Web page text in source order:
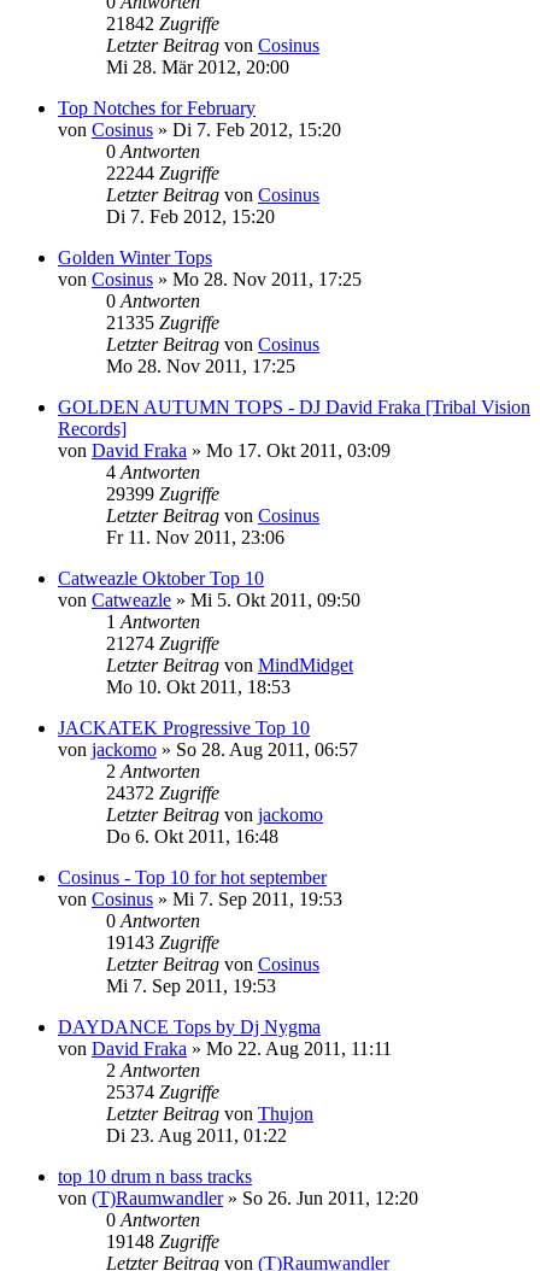
21842 Zugriffe
Letzter Beitrag von Cosinus
Mi 28. Mär 2012, 20:00
Top Notches for February
von Cosinus » Di 7. Feb 2012, 15:20
0 Antworten
22244 Zugriffe
Letzter Beitrag von Cosinus
Di 7. Feb 2012, 15:20
Golden Winter Tops
von Cosinus » Mo 28. Nov 2011, 17:25
0 Antworten
21335 Zugriffe
Letzter Beitrag von Cosinus
Mo 28. Nov 2011, 17:25
GOLDEN AUTUMN TOPS - DJ David Fraka [Tribal Vision
Records]
von David Fraka » Mo 17. Okt 2011, 03:09
4 Antworten
29399 Zugriffe
Letzter Beitrag von Cosinus
Fr 11. Nov 2011, 23:06
Catweazle Oktober Top 10
von Catweazle » Mi 5. Okt 2011, 09:50
1 Antworten
21274 Zugriffe
Letzter Beitrag von MindMidget
Mo 10. Okt 2011, 18:53
JACKATEK Progressive Top 10
von jackomo » So 28. Aug 2011, 06:57
2 Antworten
24372 Zugriffe
Letzter Beitrag von jackomo
Do 6. Okt 2011, 16:48
Cosinus - Top 10 for hot september
von Cosinus » Mi 7. Sep 2011, 19:53
0 Antworten
19143 Zugriffe
Letzter Beitrag von Cosinus
Mi 7. Sep 2011, 19:53
DAYDANCE Tops by Dj Nygma
von David Fraka » Mo 22. Aug 2011, 11:11
2 Antworten
25374 Zugriffe
Letzter Beitrag von Thujon
Di 23. Aug 2011, 01:22
top 10 drum n bass tracks
von (T)Raumwandler» So 26. Jun 2011, 12:20
0 Antworten
19148 Zugriffe
Letzter Beitrag von (T)Raumwandler